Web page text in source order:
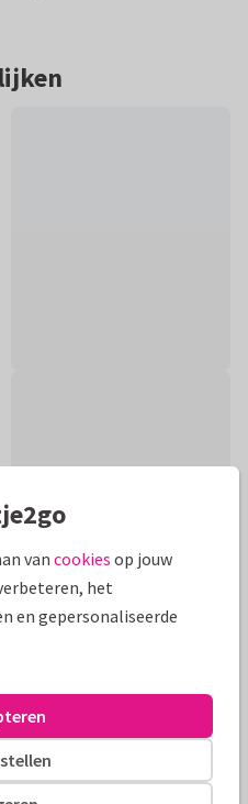
met klaprozen voor een
van cookies op jouw
het
en gepersonaliseerde